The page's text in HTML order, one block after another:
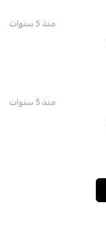
منذ 5 سنوات
منذ 5 سنوات